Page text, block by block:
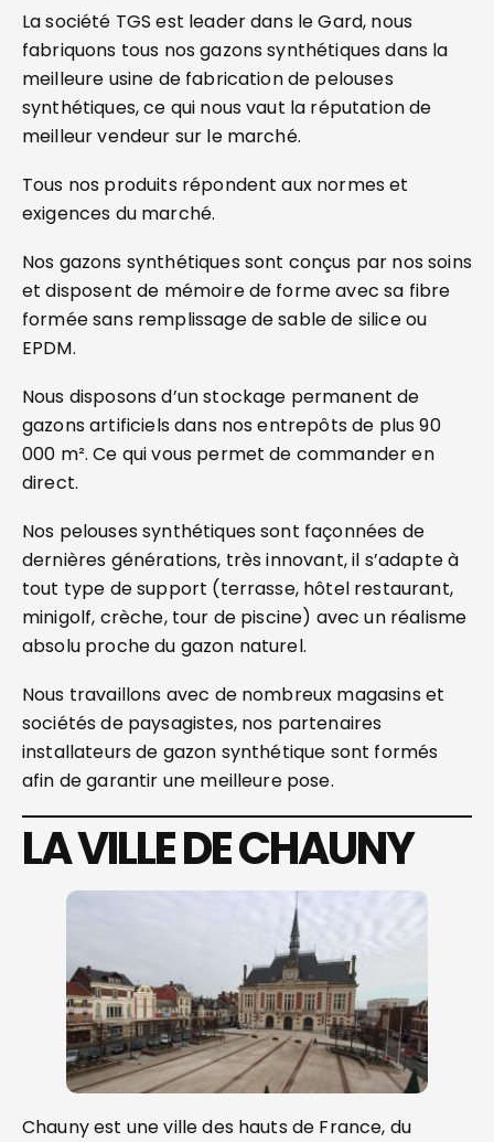
La société TGS est leader dans le Gard, nous
fabriquons tous nos gazons synthétiques dans la
meilleure usine de fabrication de pelouses
synthétiques, ce qui nous vaut la réputation de
meilleur vendeur sur le marché.
Tous nos produits répondent aux normes et
exigences du marché.
Nos gazons synthétiques sont conçus par nos soins
et disposent de mémoire de forme avec sa fibre
formée sans remplissage de sable de silice ou
EPDM.
Nous disposons d’un stockage permanent de
gazons artificiels dans nos entrepôts de plus 90
000 m². Ce qui vous permet de commander en
direct.
Nos pelouses synthétiques sont façonnées de
dernières générations, très innovant, il s’adapte à
tout type de support (terrasse, hôtel restaurant,
minigolf, crèche, tour de piscine) avec un réalisme
absolu proche du gazon naturel.
Nous travaillons avec de nombreux magasins et
sociétés de paysagistes, nos partenaires
installateurs de gazon synthétique sont formés
afin de garantir une meilleure pose.
LA VILLE DE CHAUNY
Chauny est une ville des hauts de France, du